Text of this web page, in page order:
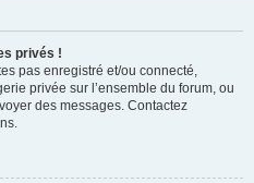
privés !
pas enregistré et/ou connecté,
privée sur l’ensemble du forum, ou
des messages. Contactez